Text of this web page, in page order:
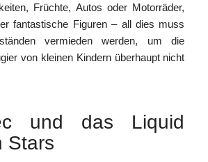
Früchte, Autos oder Motorräder,
fantastische Figuren – all dies muss
vermieden werden, um die
von kleinen Kindern überhaupt nicht
und das Liquid
Stars